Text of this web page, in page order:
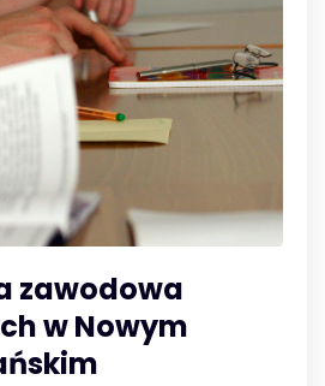
zawodowa
w Nowym